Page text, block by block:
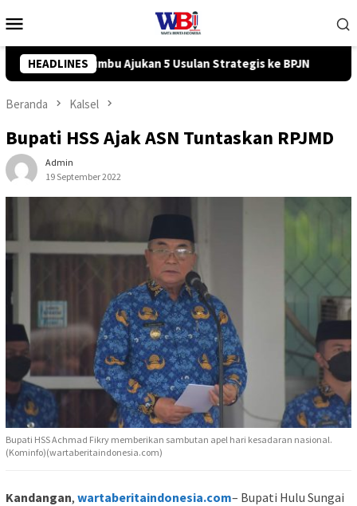
ke
Mobile
HEADLINES
ke BPJN Tingkatkan Kompetensi Karyawan, PT ADD
Beranda Kalsel
Bupati HSS Ajak ASN Tuntaskan RPJMD
Admin
19 September 2022
Bupati HSS Achmad Fikry memberikan sambutan apel hari kesadaran nasional.
(Kominfo)(wartaberitaindonesia.com)
Kandangan, wartaberitaindonesia.com– Bupati Hulu Sungai